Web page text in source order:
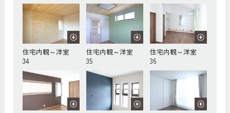
住宅内観～洋室
34
住宅内観～洋室
35
住宅内観～洋室
36